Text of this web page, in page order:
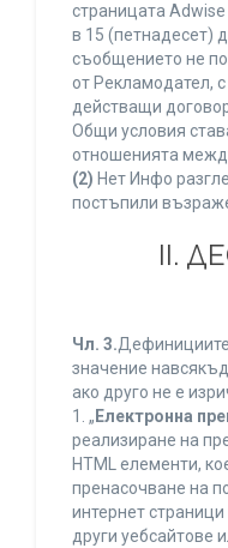
страницата Adwise
в 15 (петнадесет)
съобщението не
от Рекламодател,
действащи
Общи условия
отношенията
(2) Нет Инфо
постъпили
ІІ.
Чл. 3.
значение
ако друго не е
1. „ Електронна
реализиране на
HTML елементи,
пренасочване на
интернет
други уебсайтове